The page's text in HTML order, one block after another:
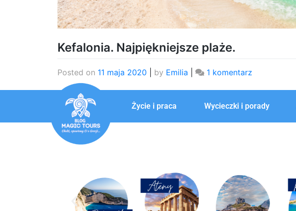
Kefalonia. Najpiękniejsze plaże.
Posted on 11 maja 2020 by Emilia 1 komentarz
Życie i praca Wycieczki i porady